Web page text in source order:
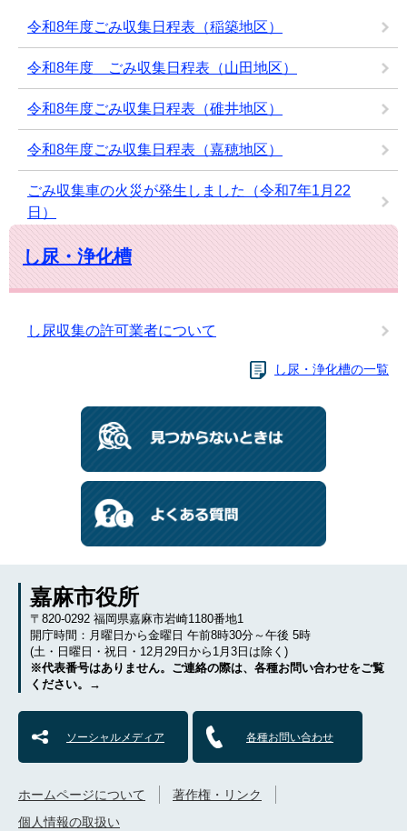
令和8年度ごみ収集日程表（稲築地区）
令和8年度 ごみ収集日程表（山田地区）
令和8年度ごみ収集日程表（碓井地区）
令和8年度ごみ収集日程表（嘉穂地区）
ごみ収集車の火災が発生しました（令和7年1月22
日）
し尿・浄化槽
し尿収集の許可業者について
し尿・浄化槽の一覧
嘉麻市役所
〒820-0292 福岡県嘉麻市岩崎1180番地1
開庁時間：月曜日から金曜日 午前8時30分～午後 5時
(土・日曜日・祝日・12月29日から1月3日は除く)
※代表番号はありません。ご連絡の際は、各種お問い合わせをご覧
ください。→
ソーシャルメディア 各種お問い合わせ
ホームページについて
著作権・リンク
個人情報の取扱い